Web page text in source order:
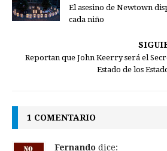
El asesino de Newtown
cada niño
Reportan que John Keerry será el
Estado de los
1 COMENTARIO
Fernando dice: